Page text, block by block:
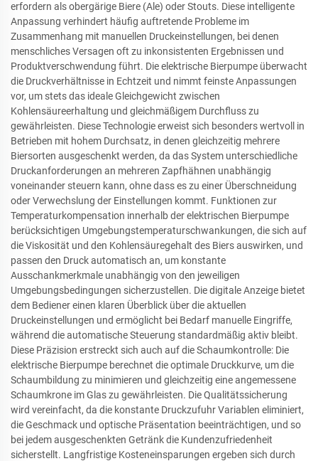
erfordern als obergärige Biere (Ale) oder Stouts. Diese intelligente
Anpassung verhindert häufig auftretende Probleme im
Zusammenhang mit manuellen Druckeinstellungen, bei denen
menschliches Versagen oft zu inkonsistenten Ergebnissen und
Produktverschwendung führt. Die elektrische Bierpumpe überwacht
die Druckverhältnisse in Echtzeit und nimmt feinste Anpassungen
vor, um stets das ideale Gleichgewicht zwischen
Kohlensäureerhaltung und gleichmäßigem Durchfluss zu
gewährleisten. Diese Technologie erweist sich besonders wertvoll in
Betrieben mit hohem Durchsatz, in denen gleichzeitig mehrere
Biersorten ausgeschenkt werden, da das System unterschiedliche
Druckanforderungen an mehreren Zapfhähnen unabhängig
voneinander steuern kann, ohne dass es zu einer Überschneidung
oder Verwechslung der Einstellungen kommt. Funktionen zur
Temperaturkompensation innerhalb der elektrischen Bierpumpe
berücksichtigen Umgebungstemperaturschwankungen, die sich auf
die Viskosität und den Kohlensäuregehalt des Biers auswirken, und
passen den Druck automatisch an, um konstante
Ausschankmerkmale unabhängig von den jeweiligen
Umgebungsbedingungen sicherzustellen. Die digitale Anzeige bietet
dem Bediener einen klaren Überblick über die aktuellen
Druckeinstellungen und ermöglicht bei Bedarf manuelle Eingriffe,
während die automatische Steuerung standardmäßig aktiv bleibt.
Diese Präzision erstreckt sich auch auf die Schaumkontrolle: Die
elektrische Bierpumpe berechnet die optimale Druckkurve, um die
Schaumbildung zu minimieren und gleichzeitig eine angemessene
Schaumkrone im Glas zu gewährleisten. Die Qualitätssicherung
wird vereinfacht, da die konstante Druckzufuhr Variablen eliminiert,
die Geschmack und optische Präsentation beeinträchtigen, und so
bei jedem ausgeschenkten Getränk die Kundenzufriedenheit
sicherstellt. Langfristige Kosteneinsparungen ergeben sich durch